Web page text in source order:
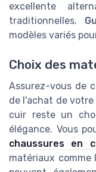
excellente
traditionnelles.
modèles variés
Choix des
Assurez-vous de
de l'achat de votre
cuir reste un
élégance. Vous
chaussures en
matériaux